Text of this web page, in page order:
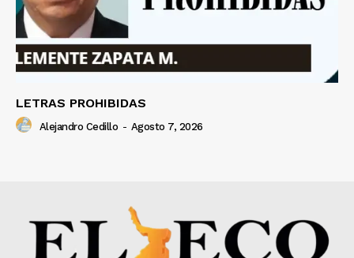
LETRAS PROHIBIDAS
Alejandro Cedillo - Agosto 7, 2026